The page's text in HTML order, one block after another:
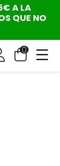
A LA
QUE NO
0